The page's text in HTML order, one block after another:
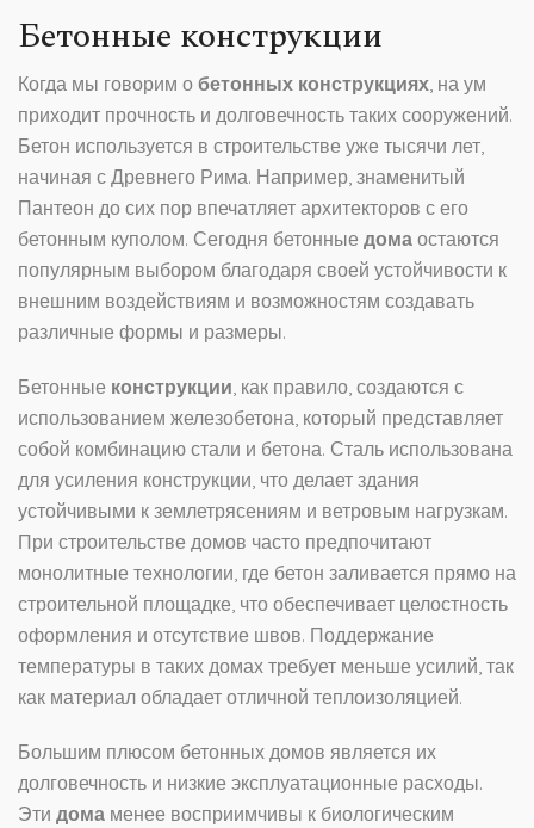
Бетонные конструкции
Когда мы говорим о бетонных конструкциях, на ум
приходит прочность и долговечность таких сооружений.
Бетон используется в строительстве уже тысячи лет,
начиная с Древнего Рима. Например, знаменитый
Пантеон до сих пор впечатляет архитекторов с его
бетонным куполом. Сегодня бетонные дома остаются
популярным выбором благодаря своей устойчивости к
внешним воздействиям и возможностям создавать
различные формы и размеры.
Бетонные конструкции, как правило, создаются с
использованием железобетона, который представляет
собой комбинацию стали и бетона. Сталь использована
для усиления конструкции, что делает здания
устойчивыми к землетрясениям и ветровым нагрузкам.
При строительстве домов часто предпочитают
монолитные технологии, где бетон заливается прямо на
строительной площадке, что обеспечивает целостность
оформления и отсутствие швов. Поддержание
температуры в таких домах требует меньше усилий, так
как материал обладает отличной теплоизоляцией.
Большим плюсом бетонных домов является их
долговечность и низкие эксплуатационные расходы.
Эти дома менее восприимчивы к биологическим